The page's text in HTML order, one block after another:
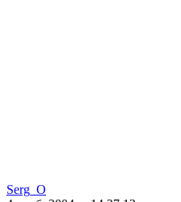
Serg_O